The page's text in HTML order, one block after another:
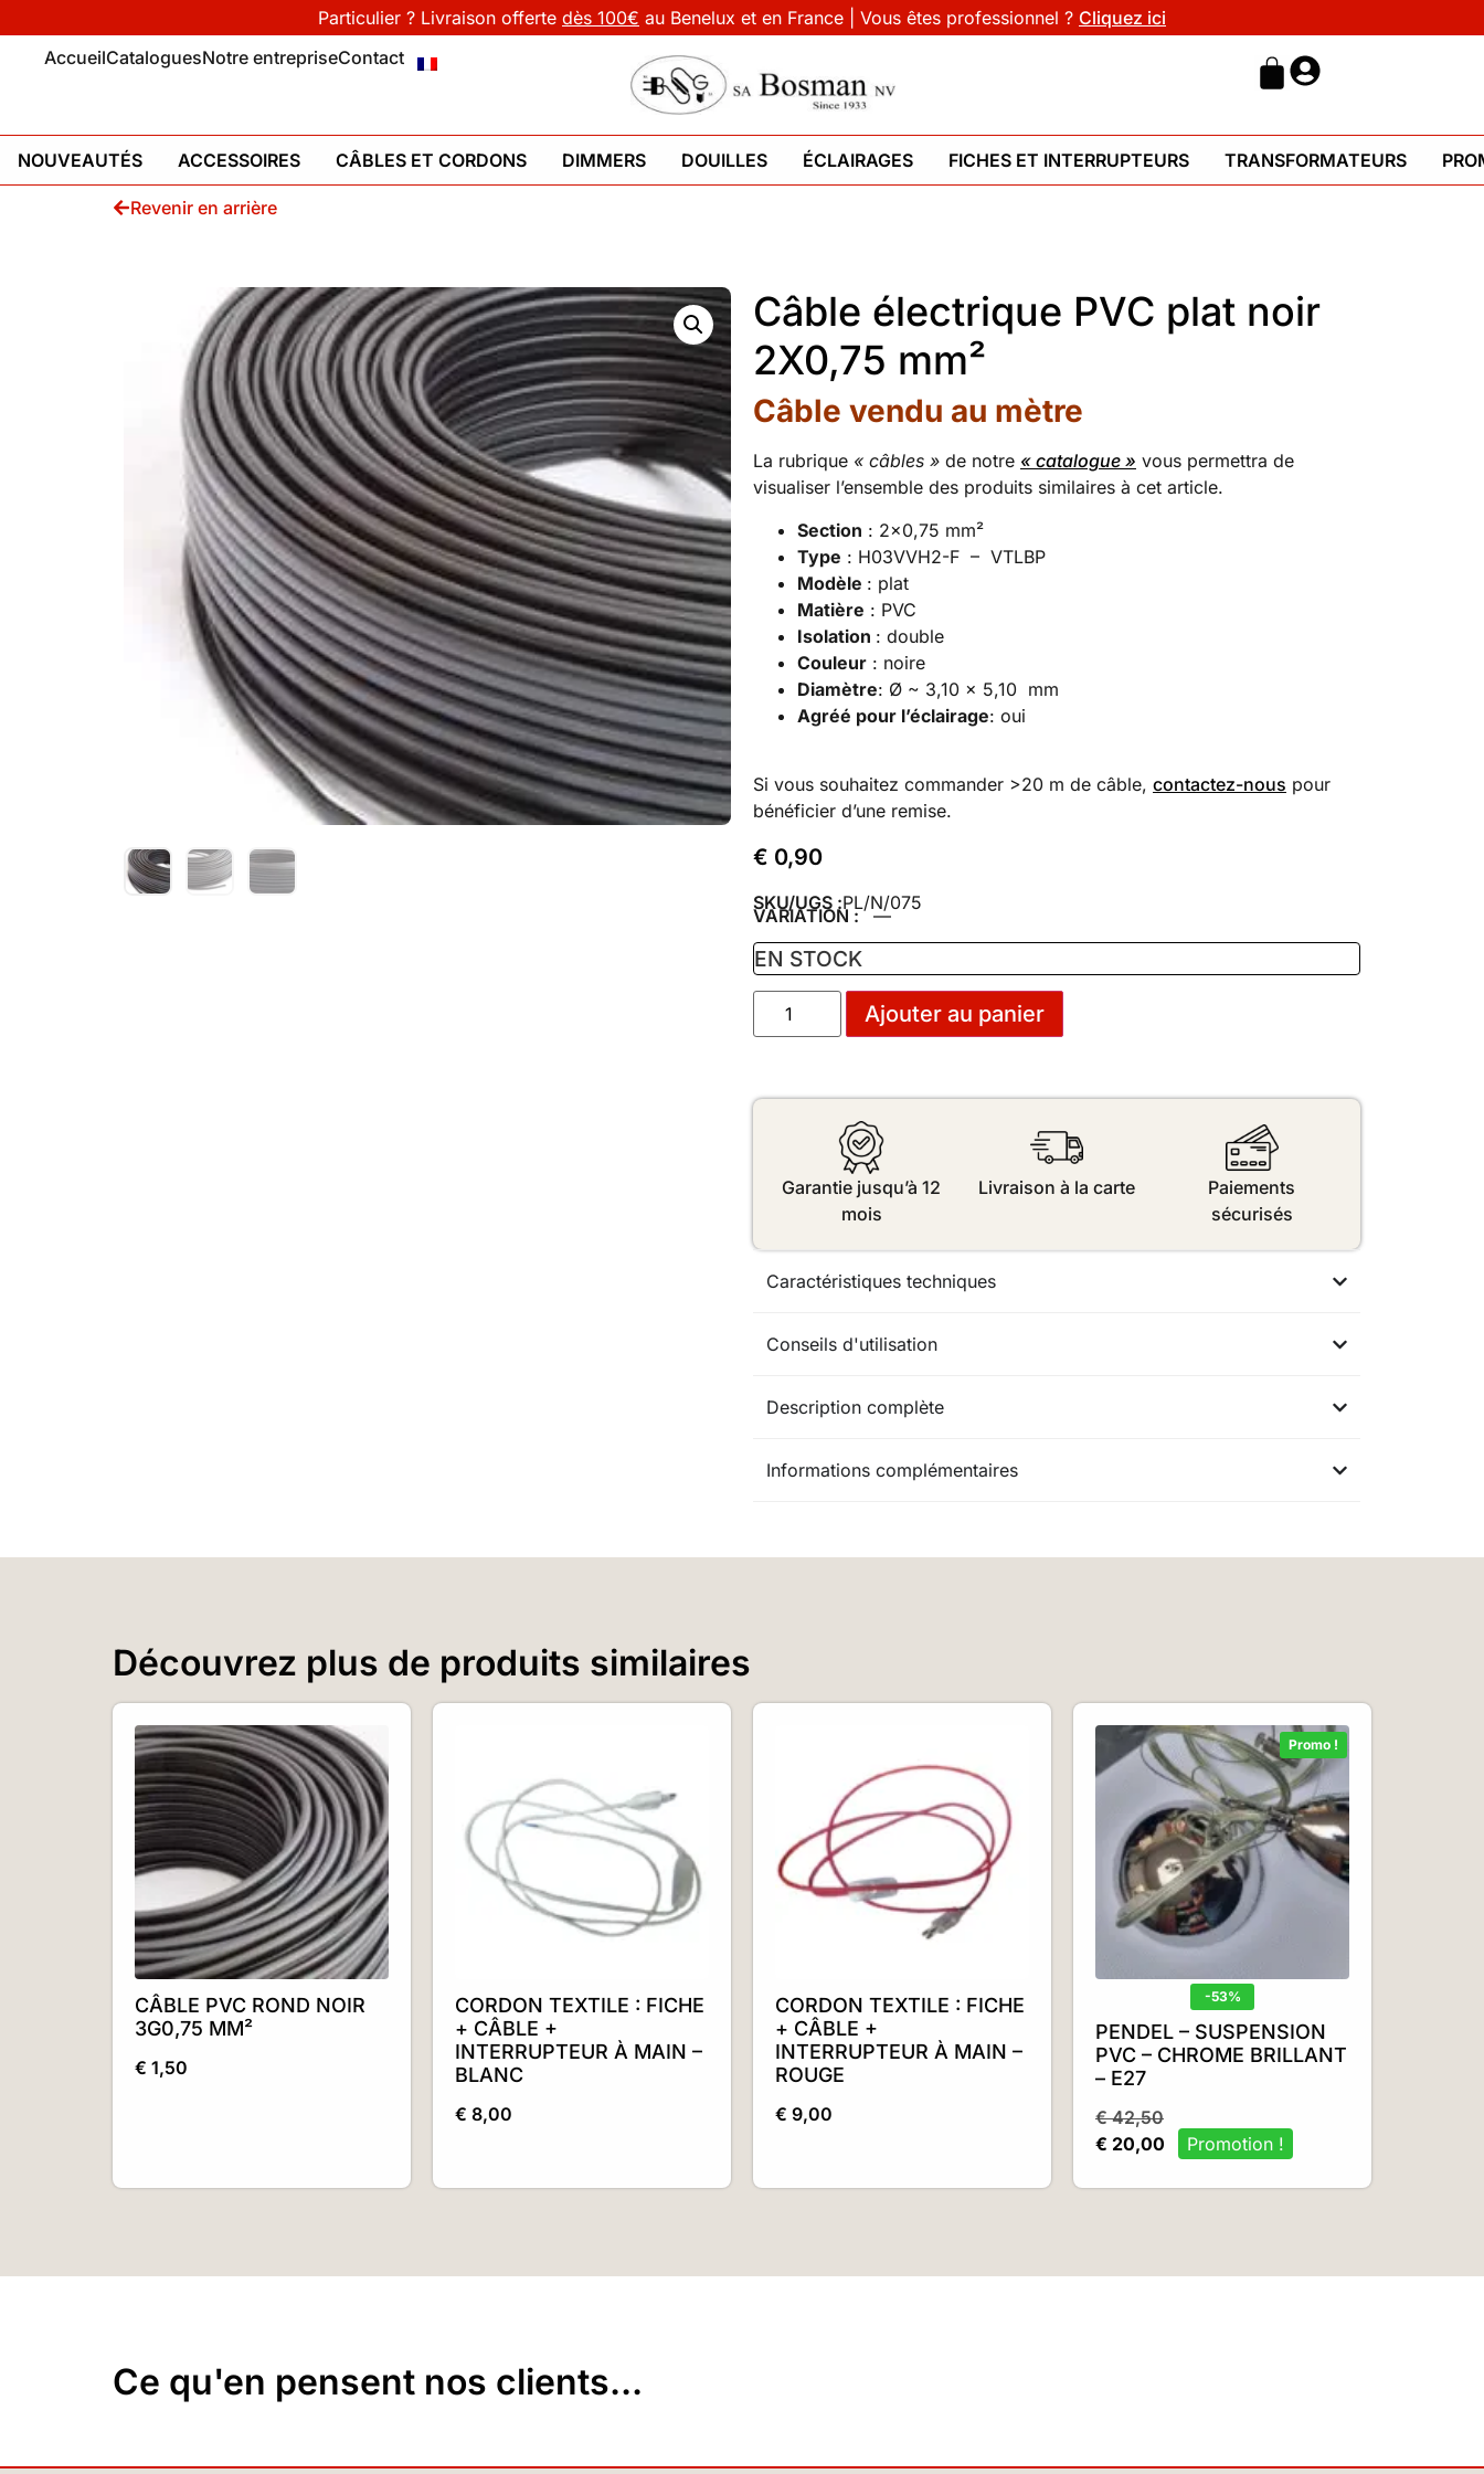
Particulier ? Livraison offerte dès 100€ au Benelux et en France | Vous êtes professionnel ? Cliquez ici
AccueilCataloguesNotre entrepriseContact
NOUVEAUTÉS ACCESSOIRES CÂBLES ET CORDONS DIMMERS DOUILLES ÉCLAIRAGES FICHES ET INTERRUPTEURS TRANSFORMATEURS
Revenir en arrière
Câble électrique PVC plat noir
2X0,75 mm²
Câble vendu au mètre
La rubrique « câbles » de notre « catalogue » vous permettra de
visualiser l’ensemble des produits similaires à cet article.
Section : 2×0,75 mm²
Type : H03VVH2-F – VTLBP
Modèle : plat
Matière : PVC
Isolation : double
Couleur : noire
Diamètre: Ø ~ 3,10 x 5,10 mm
Agréé pour l’éclairage: oui
Si vous souhaitez commander >20 m de câble, contactez-nous pour
bénéficier d’une remise.
€ 0,90
SKU/UGS :PL/N/075
VARIATION : —
EN STOCK
Ajouter au panier
Garantie jusqu’à 12
mois
Livraison à la carte
Paiements
sécurisés
Caractéristiques techniques
Conseils d'utilisation
Description complète
Informations complémentaires
Découvrez plus de produits similaires
CÂBLE PVC ROND NOIR
3G0,75 MM²
€ 1,50
CORDON TEXTILE : FICHE
+ CÂBLE +
INTERRUPTEUR À MAIN –
BLANC
€ 8,00
CORDON TEXTILE : FICHE
+ CÂBLE +
INTERRUPTEUR À MAIN –
ROUGE
€ 9,00
Promo !
-53%
PENDEL – SUSPENSION
PVC – CHROME BRILLANT
– E27
€42,50
€ 20,00
Ce qu'en pensent nos clients...